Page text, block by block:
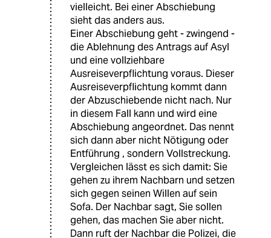
vielleicht. Bei einer Abschiebung
sieht das anders aus.
Einer Abschiebung geht - zwingend -
die Ablehnung des Antrags auf Asyl
und eine vollziehbare
Ausreiseverpflichtung voraus. Dieser
Ausreiseverpflichtung kommt dann
der Abzuschiebende nicht nach. Nur
in diesem Fall kann und wird eine
Abschiebung angeordnet. Das nennt
sich dann aber nicht Nötigung oder
Entführung , sondern Vollstreckung.
Vergleichen lässt es sich damit: Sie
gehen zu ihrem Nachbarn und setzen
sich gegen seinen Willen auf sein
Sofa. Der Nachbar sagt, Sie sollen
gehen, das machen Sie aber nicht.
Dann ruft der Nachbar die Polizei, die